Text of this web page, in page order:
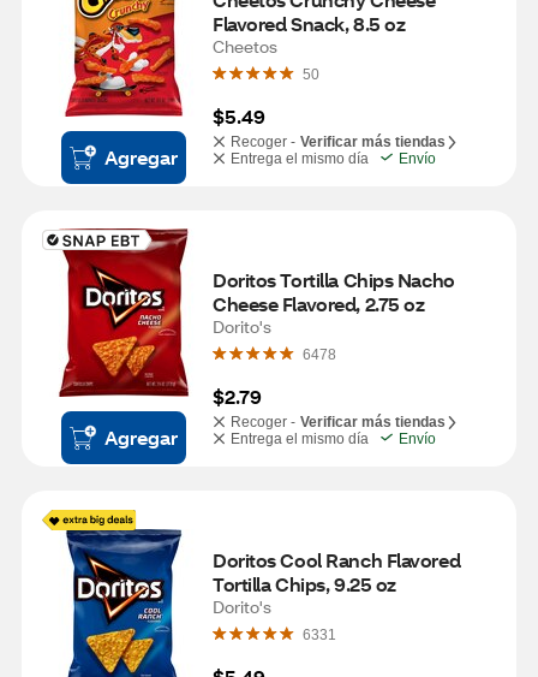
Agregar
Flavored Snack, 8.5 oz
Cheetos
50
$5.49
Recoger - Verificar más tiendas
Entrega el mismo día
Envío
Agregar
Doritos Tortilla Chips Nacho
Cheese Flavored, 2.75 oz
Dorito's
6478
$2.79
Recoger - Verificar más tiendas
Entrega el mismo día
Envío
Doritos Cool Ranch Flavored
Tortilla Chips, 9.25 oz
Dorito's
6331